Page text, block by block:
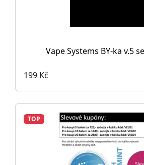
Vape Systems BY-ka v.5
199 Kč
TOP